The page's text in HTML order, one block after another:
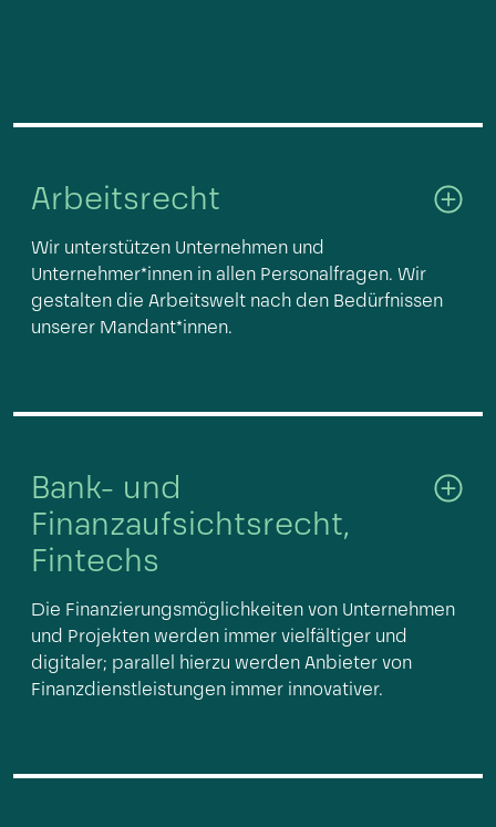
Arbeitsrecht
Wir unterstützen Unternehmen und
Unternehmer*innen in allen Personalfragen. Wir
gestalten die Arbeitswelt nach den Bedürfnissen
unserer Mandant*innen.
Bank- und
Finanzaufsichtsrecht,
Fintechs
Die Finanzierungsmöglichkeiten von Unternehmen
und Projekten werden immer vielfältiger und
digitaler; parallel hierzu werden Anbieter von
Finanzdienstleistungen immer innovativer.